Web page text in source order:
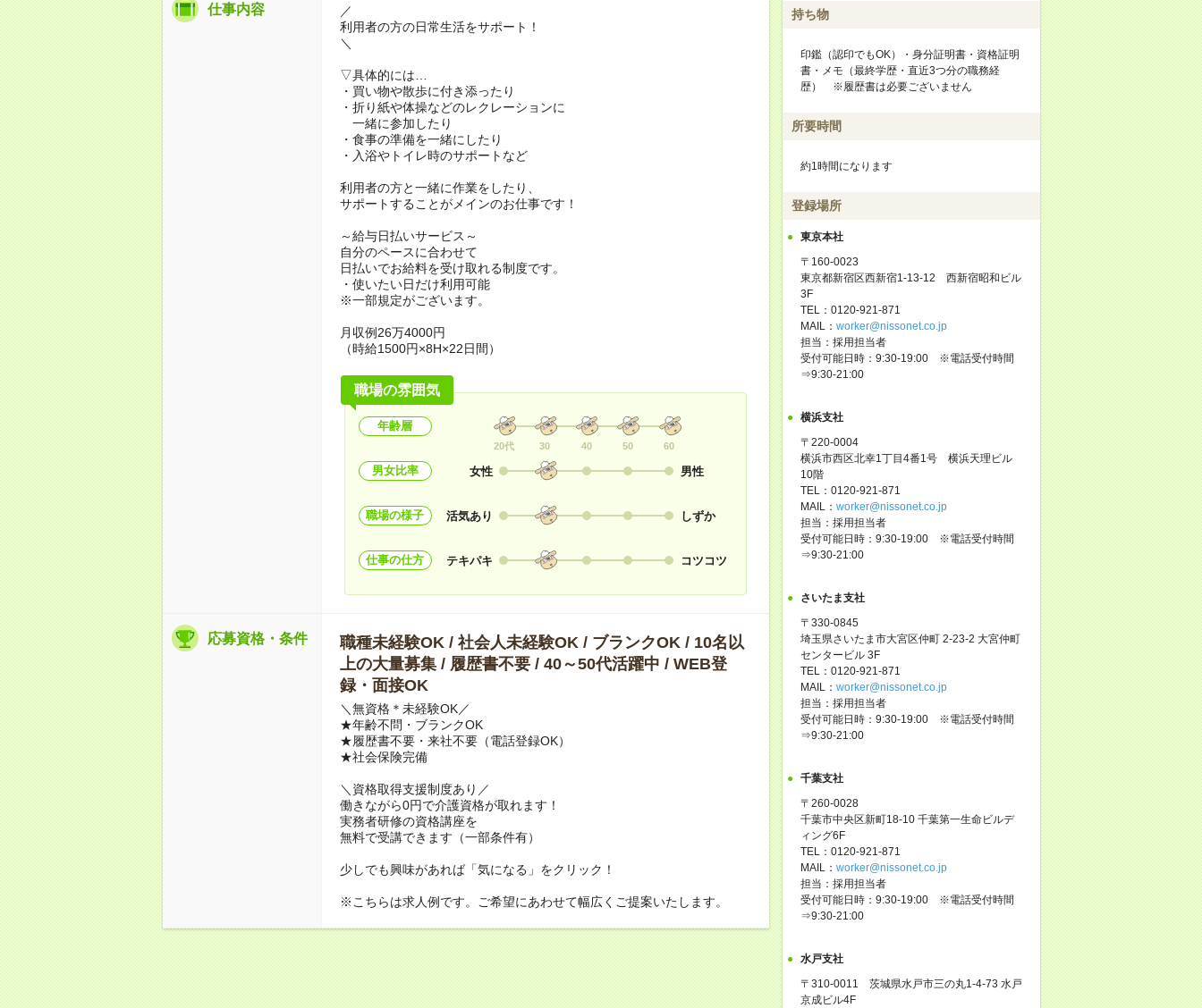
仕事内容
／
利用者の方の日常生活をサポート！
＼
▽具体的には…
・買い物や散歩に付き添ったり
・折り紙や体操などのレクレーションに
一緒に参加したり
・食事の準備を一緒にしたり
・入浴やトイレ時のサポートなど
利用者の方と一緒に作業をしたり、
サポートすることがメインのお仕事です！
～給与日払いサービス～
自分のペースに合わせて
日払いでお給料を受け取れる制度です。
・使いたい日だけ利用可能
※一部規定がございます。
月収例26万4000円
（時給1500円×8H×22日間）
職場の雰囲気
年齢層
20代 30 40 50 60
男女比率 女性 男性
職場の様子 活気あり しずか
仕事の仕方 テキパキ コツコツ
応募資格・条件
職種未経験OK / 社会人未経験OK / ブランクOK / 10名以
上の大量募集 / 履歴書不要 / 40～50代活躍中 / WEB登
録・面接OK
＼無資格＊未経験OK／
★年齢不問・ブランクOK
★履歴書不要・来社不要（電話登録OK）
★社会保険完備
＼資格取得支援制度あり／
働きながら0円で介護資格が取れます！
実務者研修の資格講座を
無料で受講できます（一部条件有）
少しでも興味があれば「気になる」をクリック！
※こちらは求人例です。ご希望にあわせて幅広くご提案いたします。
持ち物
印鑑（認印でもOK）・身分証明書・資格証明
書・メモ（最終学歴・直近3つ分の職務経
歴） ※履歴書は必要ございません
所要時間
約1時間になります
登録場所
東京本社
〒160-0023
東京都新宿区西新宿1-13-12 西新宿昭和ビル
3F
TEL：0120-921-871
MAIL： worker@nissonet.co.jp
担当：採用担当者
受付可能日時：9:30-19:00 ※電話受付時間
⇒9:30-21:00
横浜支社
〒220-0004
横浜市西区北幸1丁目4番1号 横浜天理ビル
10階
TEL：0120-921-871
MAIL： worker@nissonet.co.jp
担当：採用担当者
受付可能日時：9:30-19:00 ※電話受付時間
⇒9:30-21:00
さいたま支社
〒330-0845
埼玉県さいたま市大宮区仲町 2-23-2 大宮仲町
センタービル 3F
TEL：0120-921-871
MAIL： worker@nissonet.co.jp
担当：採用担当者
受付可能日時：9:30-19:00 ※電話受付時間
⇒9:30-21:00
千葉支社
〒260-0028
千葉市中央区新町18-10 千葉第一生命ビルデ
ィング6F
TEL：0120-921-871
MAIL： worker@nissonet.co.jp
担当：採用担当者
受付可能日時：9:30-19:00 ※電話受付時間
⇒9:30-21:00
水戸支社
〒310-0011 茨城県水戸市三の丸1-4-73 水戸
京成ビル4F